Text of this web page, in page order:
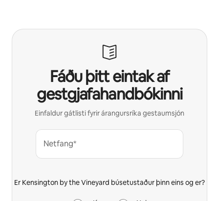
Fáðu þitt eintak af
gestgjafahandbókinni
Einfaldur gátlisti fyrir árangursríka gestaumsjón
Netfang*
Er Kensington by the Vineyard búsetustaður þinn eins og er?